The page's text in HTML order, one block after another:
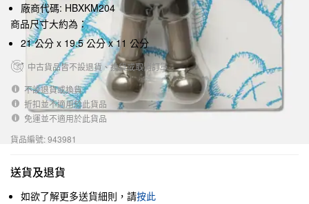
廠商代碼: HBXKM204
商品尺寸大約為：
21 公分 x 19.5 公分 x 11 公分
中古貨品皆不設退貨、換貨或取消訂單
不設退貨或換貨
折扣並不適用於此貨品
免運並不適用於此貨品
貨品編號: 943981
送貨及退貨
如欲了解更多送貨細則，請按此